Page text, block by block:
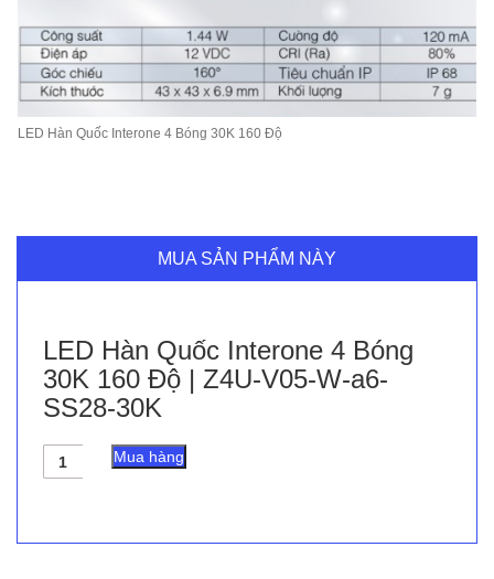
LED Hàn Quốc Interone 4 Bóng 30K 160 Độ
MUA SẢN PHẨM NÀY
LED Hàn Quốc Interone 4 Bóng
30K 160 Độ | Z4U-V05-W-a6-
SS28-30K
LED
Hàn
Mua hàng